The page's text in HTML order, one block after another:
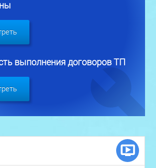
выполнения договоров ТП